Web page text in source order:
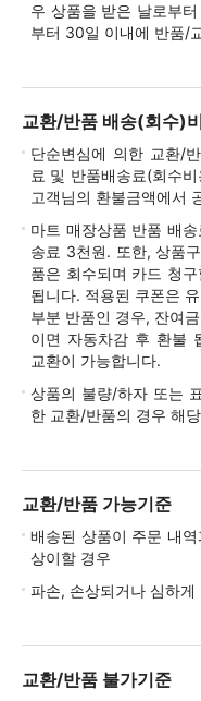
우 상품을 받은 날로부
부터 30일 이내에 반품/
교환/반품 배송(회수)
단순변심에 의한 교환/
료 및 반품배송료(회수
고객님의 환불금액에서
마트 매장상품 반품 배
송료 3천원. 또한, 상품
품은 회수되며 카드 청
됩니다. 적용된 쿠폰은
부분 반품인 경우, 잔여
이면 자동차감 후 환불
교환이 가능합니다.
상품의 불량/하자 또는
한 교환/반품의 경우 해
교환/반품 가능기준
배송된 상품이 주문 내
상이할 경우
파손, 손상되거나 심하게
교환/반품 불가기준